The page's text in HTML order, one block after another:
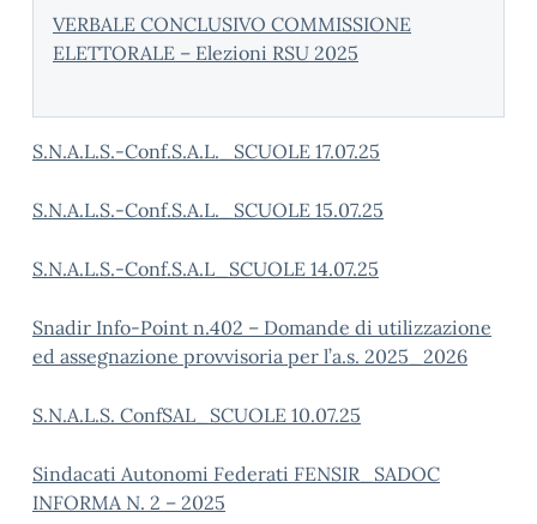
VERBALE CONCLUSIVO COMMISSIONE
ELETTORALE – Elezioni RSU 2025
S.N.A.L.S.-Conf.S.A.L._SCUOLE 17.07.25
S.N.A.L.S.-Conf.S.A.L._SCUOLE 15.07.25
S.N.A.L.S.-Conf.S.A.L_SCUOLE 14.07.25
Snadir Info-Point n.402 – Domande di utilizzazione
ed assegnazione provvisoria per l’a.s. 2025_2026
S.N.A.L.S. ConfSAL_SCUOLE 10.07.25
Sindacati Autonomi Federati FENSIR_ SADOC
INFORMA N. 2 – 2025